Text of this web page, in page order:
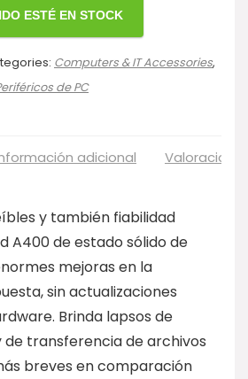
Computers & IT Accessories,
de PC
adicional
y también fiabilidad
A400 de estado sólido de
mejoras en la
sin actualizaciones
Brinda lapsos de
transferencia de archivos
breves en comparación